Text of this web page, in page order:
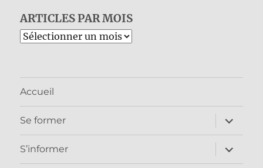
ARTICLES PAR MOIS
Archives
Accueil
Se former
ouvrir
le
sous-
menu
S’informer
ouvrir
le
sous-